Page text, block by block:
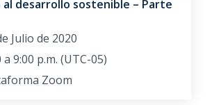
desarrollo sostenible – Parte
Julio de 2020
a 9:00 p.m. (UTC-05)
Zoom